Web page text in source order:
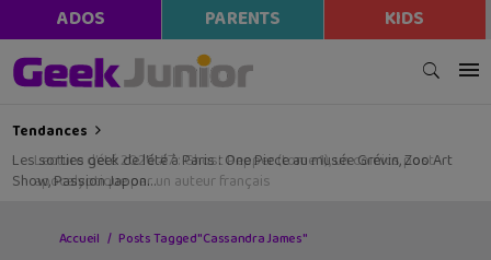
ADOS PARENTS KIDS
Tendances
Les sorties geek de l’été à Paris : One Piece au musée Grévin, Zoo Art
Show, Passion Japon…
Accueil Posts Tagged "Cassandra James"